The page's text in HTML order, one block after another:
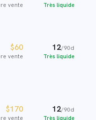
vente Très liquide
$60
vente
12/90d
Très liquide
$170
vente
12/90d
Très liquide